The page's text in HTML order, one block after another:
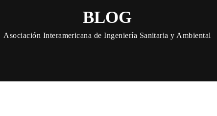
BLOG
Asociación Interamericana de Ingeniería Sanitaria y Ambiental